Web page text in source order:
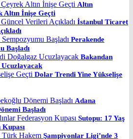
Altın
Altın İnişe Geçti
İstanbul Ticaret
Perakende
Başladı
Bakandan
Dolar Trendi Yine Yükselişe
Adana
Başladı
Sutopu: 17 Yaş
Şampiyonlar Ligi’nde 3